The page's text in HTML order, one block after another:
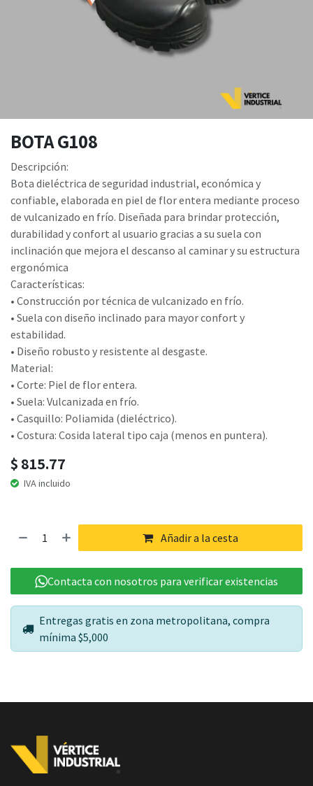
BOTA G108
Descripción:
Bota dieléctrica de seguridad industrial, económica y
confiable, elaborada en piel de flor entera mediante proceso
de vulcanizado en frío. Diseñada para brindar protección,
durabilidad y confort al usuario gracias a su suela con
inclinación que mejora el descanso al caminar y su estructura
ergonómica
Características:
• Construcción por técnica de vulcanizado en frío.
• Suela con diseño inclinado para mayor confort y
estabilidad.
• Diseño robusto y resistente al desgaste.
Material:
• Corte: Piel de flor entera.
• Suela: Vulcanizada en frío.
• Casquillo: Poliamida (dieléctrico).
• Costura: Cosida lateral tipo caja (menos en puntera).
$ 815.77
IVA incluido
Añadir a la cesta
Contacta con nosotros para verificar existencias
Entregas gratis en zona metropolitana, compra
mínima $5,000